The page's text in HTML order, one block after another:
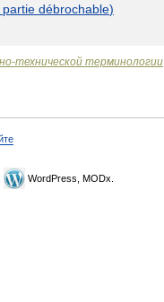
partie débrochable)
-технической терминологии
WordPress, MODx.